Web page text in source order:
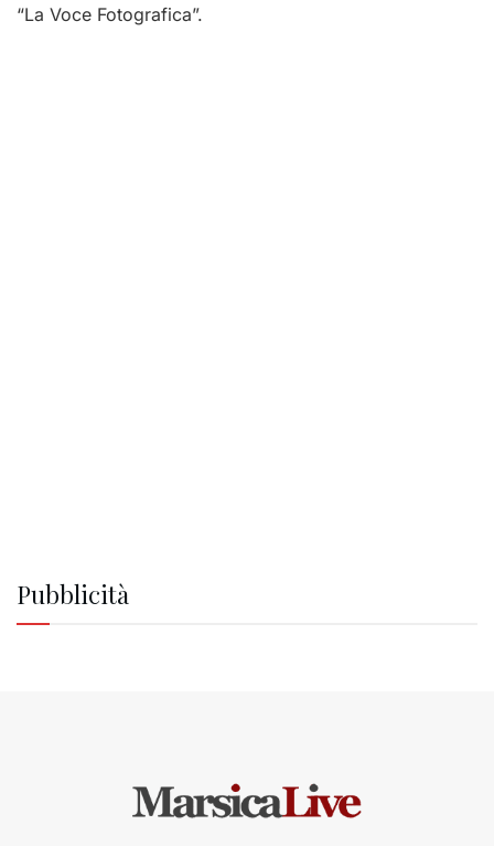
“La Voce Fotografica”.
Pubblicità